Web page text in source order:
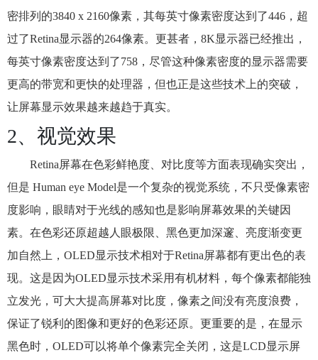
密排列的3840 x 2160像素，其每英寸像素密度达到了446，超
过了Retina显示器的264像素。更甚者，8K显示器已经推出，
每英寸像素密度达到了758，尽管这种像素密度的显示器需要
更高的带宽和更快的处理器，但也正是这些技术上的突破，
让屏幕显示效果越来越趋于真实。
2、视觉效果
Retina屏幕在色彩鲜艳度、对比度等方面表现确实突出，
但是 Human eye Model是一个复杂的视觉系统，不只受像素密
度影响，眼睛对于光线的感知也是影响屏幕效果的关键因
素。在色彩还原超越人眼极限、黑色更加深邃、亮度渐变更
加自然上，OLED显示技术相对于Retina屏幕都有更出色的表
现。这是因为OLED显示技术采用有机材料，每个像素都能独
立发光，可大大提高屏幕对比度，像素之间没有亮度浪费，
保证了锐利的图像和更好的色彩还原。更重要的是，在显示
黑色时，OLED可以将单个像素完全关闭，这是LCD显示屏